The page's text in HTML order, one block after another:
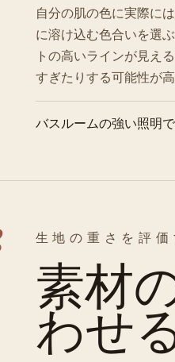
自分の肌の色に実際に
に溶け込む色合いを選
トの高いラインが見え
すぎたりする可能性が高
バスルームの強い照明
生地の重さを評
素材
わせ